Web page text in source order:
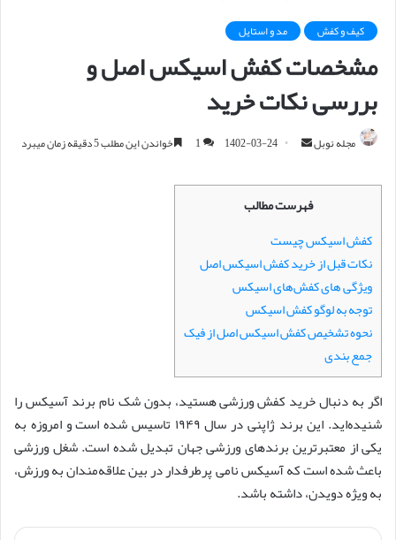
کیف و کفش مد و استایل
مشخصات کفش اسیکس اصل و
بررسی نکات خرید
مجله نوبل
س
ا
ا
ی
م
ی
ل
1402-03-24
1 خواندن این مطلب 5 دقیقه زمان میبرد
فهرست مطالب
کفش اسیکس چیست
نکات قبل از خرید کفش اسیکس اصل
ویژگی های کفش‌های اسیکس
توجه به لوگو کفش اسیکس
نحوه تشخیص کفش اسیکس اصل از فیک
جمع بندی
اگر به دنبال خرید کفش ورزشی هستید، بدون شک نام برند آسیکس را
شنیده‌اید. این برند ژاپنی در سال ۱۹۴۹ تاسیس شده است و امروزه به
یکی از معتبرترین برندهای ورزشی جهان تبدیل شده است. شغل ورزشی
باعث شده است که آسیکس نامی پرطرفدار در بین علاقه‌مندان به ورزش،
به ویژه دویدن، داشته باشد.